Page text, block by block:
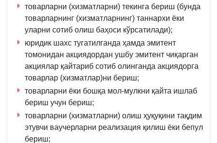
товарларни (хизматларни) текинга бериш (бунда
товарларнинг (хизматларнинг) таннархи ёки
уларни сотиб олиш баҳоси кўрсатилади);
юридик шахс тугатилганда ҳамда эмитент
томонидан акциядордан ушбу эмитент чиқарган
акциялар қайтариб сотиб олинганда акциядорга
товарлар (хизматлар)ни бериш;
товарларни ёки бошқа мол-мулкни қайта ишлаб
бериш учун бериш;
товарларни (хизматларни) олиш ҳуқуқини тақдим
этувчи ваучерларни реализация қилиш ёки бепул
бериш;